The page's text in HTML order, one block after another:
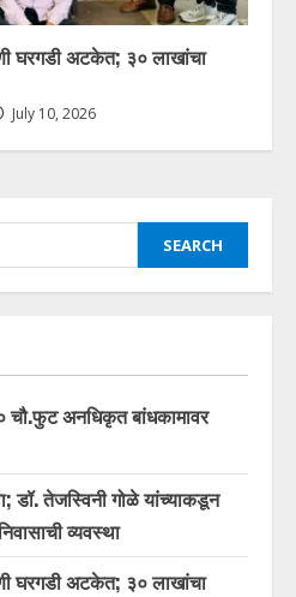
घरगडी अटकेत; ३० लाखांचा
July 10, 2026
चौ.फुट अनधिकृत बांधकामावर
डॉ. तेजस्विनी गोळे यांच्याकडून
व्यवस्था
घरगडी अटकेत; ३० लाखांचा